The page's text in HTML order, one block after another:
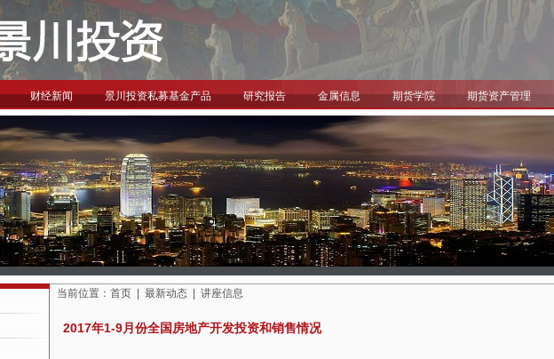
财经新闻 景川投资私募基金产品 研究报告 金属信息 期货学院 期货资产管理
当前位置： 首页 最新动态 讲座信息
2017年1-9月份全国房地产开发投资和销售情况